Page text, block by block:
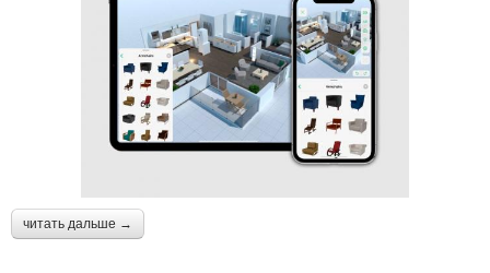
читать дальше →